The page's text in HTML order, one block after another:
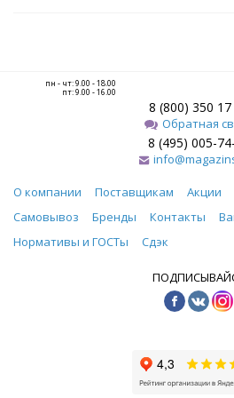
пн - чт: 9.00 - 18.00
пт: 9.00 - 16.00
8 (800) 350 17
Обратная
8 (495) 005-
О компании Поставщикам Акции
Самовывоз
Бренды Контакты
Нормативы и ГОСТы
Сдэк